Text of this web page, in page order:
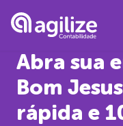
Abra sua
Bom Jesus
rápida e